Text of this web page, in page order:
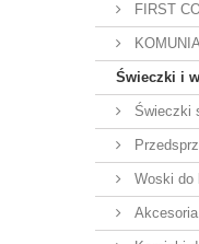
FIRST
Świeczki i
Świeczki
Woski do